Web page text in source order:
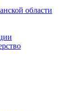
области